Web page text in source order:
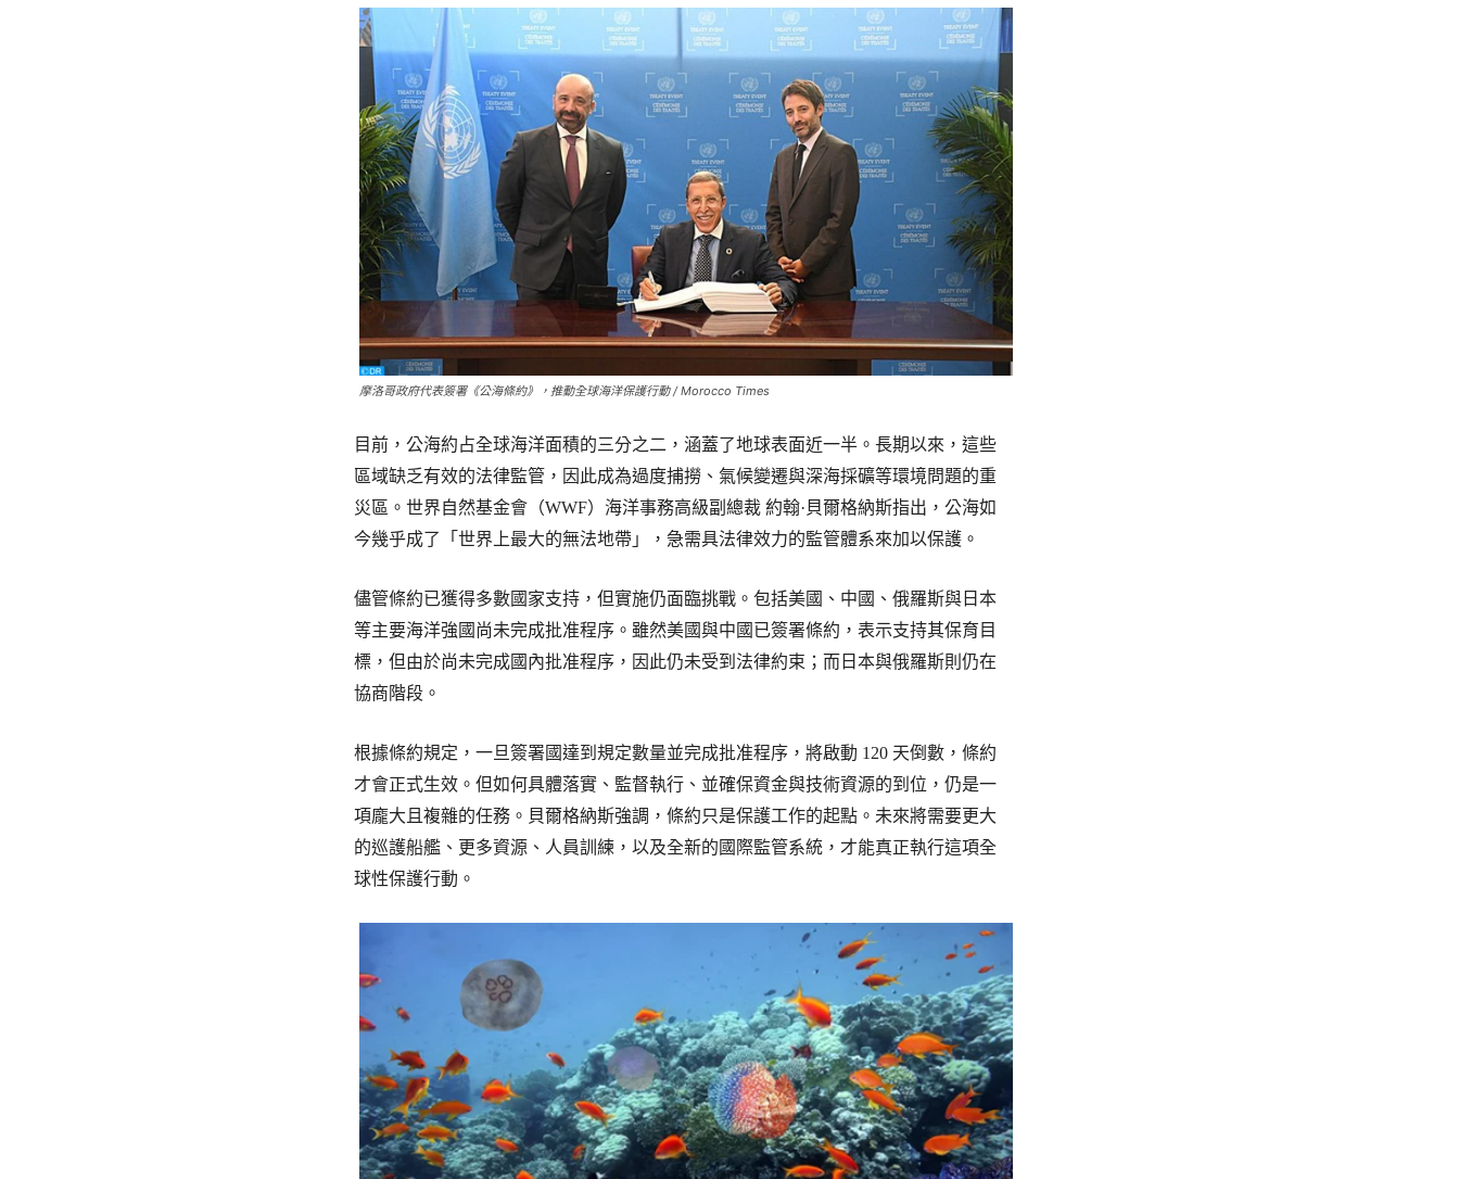
摩洛哥政府代表簽署《公海條約》，推動全球海洋保護行動 / Morocco Times
目前，公海約占全球海洋面積的三分之二，涵蓋了地球表面近一半。長期以來，這些
區域缺乏有效的法律監管，因此成為過度捕撈、氣候變遷與深海採礦等環境問題的重
災區。世界自然基金會（WWF）海洋事務高級副總裁 約翰·貝爾格納斯指出，公海如
今幾乎成了「世界上最大的無法地帶」，急需具法律效力的監管體系來加以保護。
儘管條約已獲得多數國家支持，但實施仍面臨挑戰。包括美國、中國、俄羅斯與日本
等主要海洋強國尚未完成批准程序。雖然美國與中國已簽署條約，表示支持其保育目
標，但由於尚未完成國內批准程序，因此仍未受到法律約束；而日本與俄羅斯則仍在
協商階段。
根據條約規定，一旦簽署國達到規定數量並完成批准程序，將啟動 120 天倒數，條約
才會正式生效。但如何具體落實、監督執行、並確保資金與技術資源的到位，仍是一
項龐大且複雜的任務。貝爾格納斯強調，條約只是保護工作的起點。未來將需要更大
的巡護船艦、更多資源、人員訓練，以及全新的國際監管系統，才能真正執行這項全
球性保護行動。